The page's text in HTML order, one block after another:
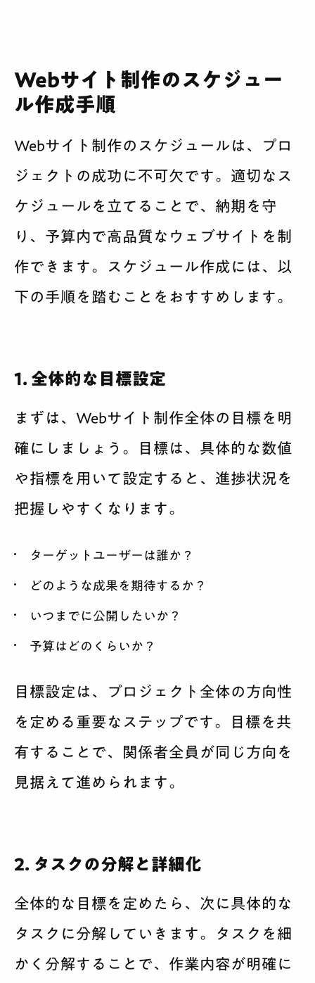
Webサイト制作のスケジュー
ル作成手順
Webサイト制作のスケジュールは、プロ
ジェクトの成功に不可欠です。適切なス
ケジュールを立てることで、納期を守
り、予算内で高品質なウェブサイトを制
作できます。スケジュール作成には、以
下の手順を踏むことをおすすめします。
1. 全体的な目標設定
まずは、Webサイト制作全体の目標を明
確にしましょう。目標は、具体的な数値
や指標を用いて設定すると、進捗状況を
把握しやすくなります。
ターゲットユーザーは誰か？
どのような成果を期待するか？
いつまでに公開したいか？
予算はどのくらいか？
目標設定は、プロジェクト全体の方向性
を定める重要なステップです。目標を共
有することで、関係者全員が同じ方向を
見据えて進められます。
2. タスクの分解と詳細化
全体的な目標を定めたら、次に具体的な
タスクに分解していきます。タスクを細
かく分解することで、作業内容が明確に